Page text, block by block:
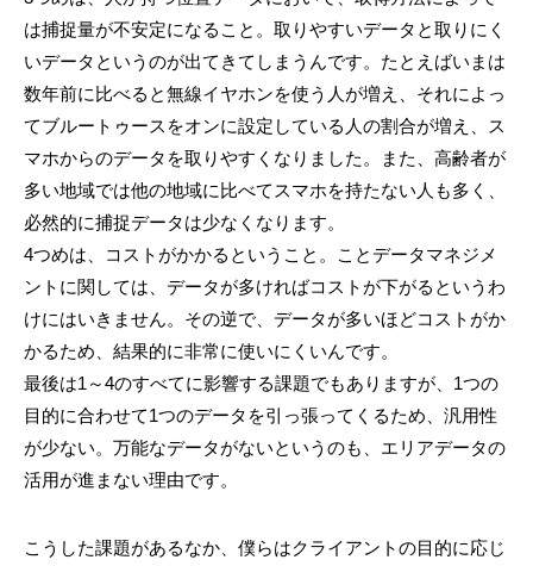
は捕捉量が不安定になること。取りやすいデータと取りにく
いデータというのが出てきてしまうんです。たとえばいまは
数年前に比べると無線イヤホンを使う人が増え、それによっ
てブルートゥースをオンに設定している人の割合が増え、ス
マホからのデータを取りやすくなりました。また、高齢者が
多い地域では他の地域に比べてスマホを持たない人も多く、
必然的に捕捉データは少なくなります。
4つめは、コストがかかるということ。ことデータマネジメ
ントに関しては、データが多ければコストが下がるというわ
けにはいきません。その逆で、データが多いほどコストがか
かるため、結果的に非常に使いにくいんです。
最後は1～4のすべてに影響する課題でもありますが、1つの
目的に合わせて1つのデータを引っ張ってくるため、汎用性
が少ない。万能なデータがないというのも、エリアデータの
活用が進まない理由です。
こうした課題があるなか、僕らはクライアントの目的に応じ